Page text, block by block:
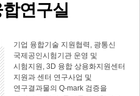
연구실
기업 융합기술 지원협력, 광통신
국제공인시험기관 운영 및
시험지원, 3D 융합 상용화지원센터
지원과 센터 연구사업 및
연구결과물의 Q-mark 검증을